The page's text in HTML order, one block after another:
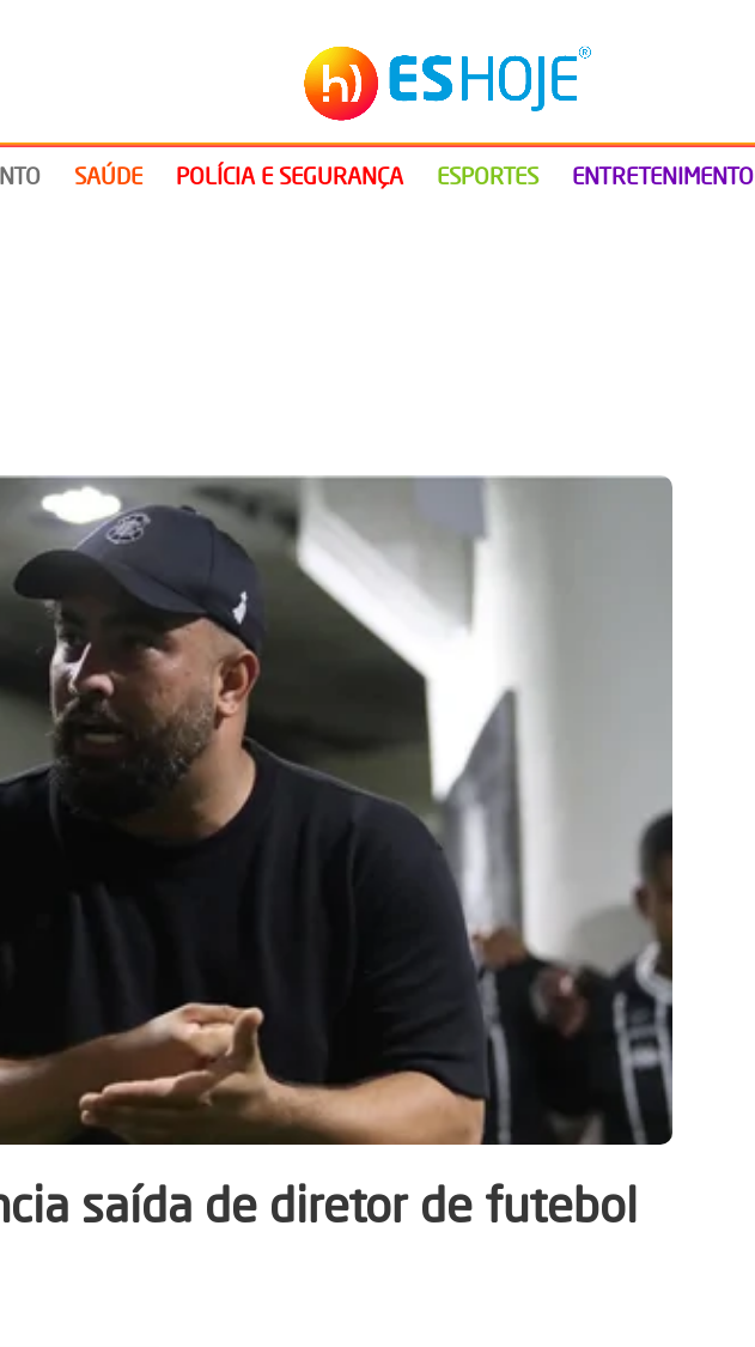
SAÚDE POLÍCIA E SEGURANÇA ESPORTES ENTRETENIMENTO
saída de diretor de futebol